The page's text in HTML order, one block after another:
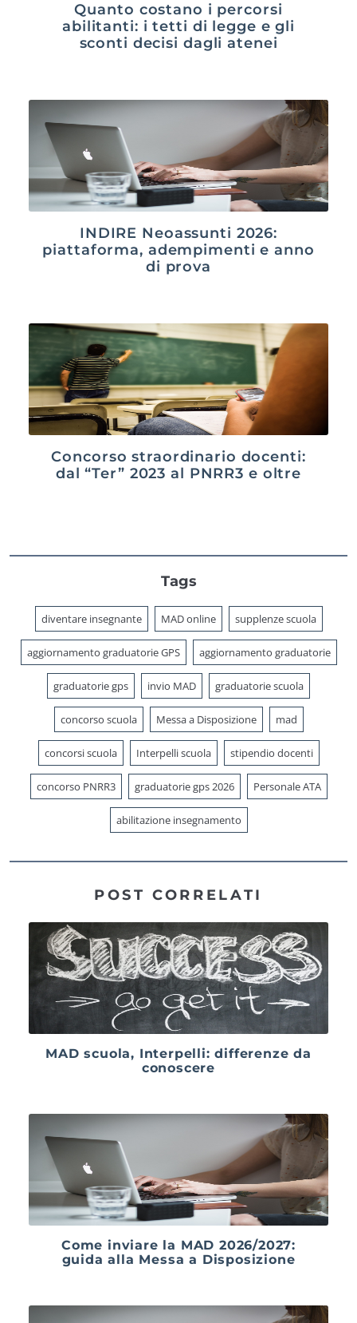
Quanto costano i percorsi
abilitanti: i tetti di legge e gli
sconti decisi dagli atenei
INDIRE Neoassunti 2026:
piattaforma, adempimenti e anno
di prova
Concorso straordinario docenti:
dal “Ter” 2023 al PNRR3 e oltre
Tags
diventare insegnante MAD online supplenze scuola
aggiornamento graduatorie GPS aggiornamento graduatorie
graduatorie gps invio MAD graduatorie scuola
concorso scuola Messa a Disposizione mad
concorsi scuola Interpelli scuola stipendio docenti
concorso PNRR3 graduatorie gps 2026 Personale ATA
abilitazione insegnamento
POST CORRELATI
MAD scuola, Interpelli: differenze da
conoscere
Come inviare la MAD 2026/2027:
guida alla Messa a Disposizione